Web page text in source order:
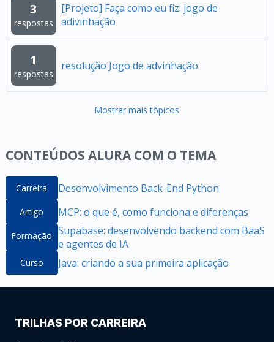
3
respostas
[Projeto] Faça como eu fiz: jogo de
adivinhação
1
respostas
resolução Jogo de advinhação
Mostrar mais tópicos
CONTEÚDOS ALURA COM O TEMA
Carreira Desenvolvimento Back-End Python
Artigo MCP: o que é, como funciona e diferenças
Formação Supabase: desenvolvendo backend com BaaS
e agentes de IA
Curso Java: criando a sua primeira aplicação
TRILHAS POR CARREIRA